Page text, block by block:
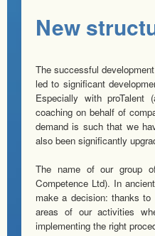
New
The successful
led to significant
Especially with proTalent
coaching on behalf of
demand is such that we
also been significantly
The name of our group
Competence Ltd). In
make a decision: thanks
areas of our activities
implementing the right